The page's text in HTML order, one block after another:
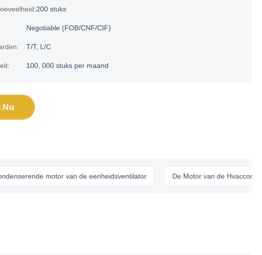
200 stuks
Negotiable (FOB/CNF/CIF)
T/T, L/C
100, 000 stuks per maand
Nu
motor van de eenheidsventilator De Motor van de Hvaccondensator